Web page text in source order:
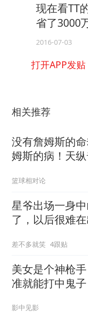
现在看TT
省了3000
2016-07-03
打开APP发贴
相关推荐
没有詹姆斯的
姆斯的病！天
篮球相对论
星爷出场一身
了，以后很难
差不多就笑 4跟贴
美女是个神枪
准就能打中鬼
影中见影